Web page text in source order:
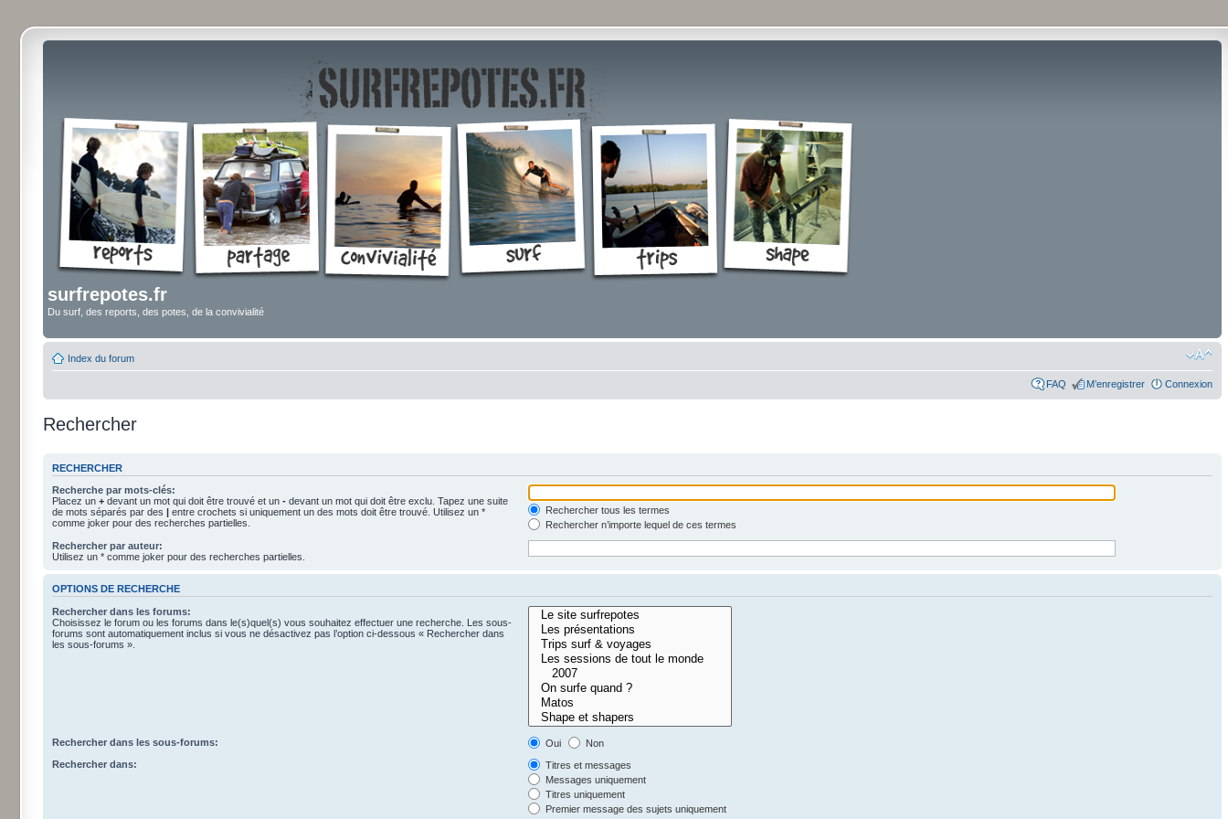
surfrepotes.fr
Du surf, des reports, des potes, de la convivialité
Index du forum
FAQ M’enregistrer Connexion
Rechercher
RECHERCHER
Recherche par mots-clés:
Placez un + devant un mot qui doit être trouvé et un - devant un mot qui doit être exclu. Tapez une suite
de mots séparés par des | entre crochets si uniquement un des mots doit être trouvé. Utilisez un *
comme joker pour des recherches partielles.
Rechercher tous les termes
Rechercher n’importe lequel de ces termes
Rechercher par auteur:
Utilisez un * comme joker pour des recherches partielles.
OPTIONS DE RECHERCHE
Rechercher dans les forums:
Choisissez le forum ou les forums dans le(s)quel(s) vous souhaitez effectuer une recherche. Les sous-
forums sont automatiquement inclus si vous ne désactivez pas l’option ci-dessous « Rechercher dans
les sous-forums ».
Rechercher dans les sous-forums: Oui
Non
Rechercher dans:
Titres et messages
Messages uniquement
Titres uniquement
Premier message des sujets uniquement